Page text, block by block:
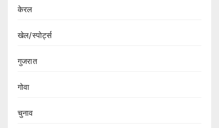
केरल
खेल/स्पोर्ट्स
गुजरात
गोवा
चुनाव